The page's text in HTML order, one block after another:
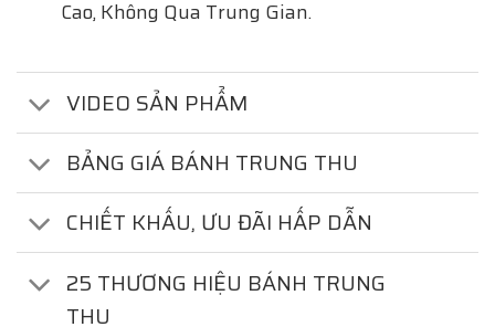
Cao, Không Qua Trung Gian.
VIDEO SẢN PHẨM
BẢNG GIÁ BÁNH TRUNG THU
CHIẾT KHẤU, ƯU ĐÃI HẤP DẪN
25 THƯƠNG HIỆU BÁNH TRUNG
THU